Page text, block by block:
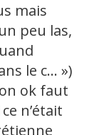
mais
peu las,
le c… »)
ok faut
n’était